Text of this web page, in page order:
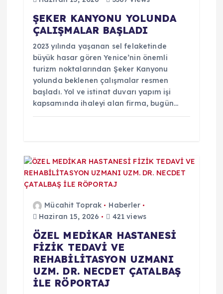
ŞEKER KANYONU YOLUNDA
ÇALIŞMALAR BAŞLADI
2023 yılında yaşanan sel felaketinde
büyük hasar gören Yenice’nin önemli
turizm noktalarından Şeker Kanyonu
yolunda beklenen çalışmalar resmen
başladı. Yol ve istinat duvarı yapım işi
kapsamında ihaleyi alan firma, bugün…
Mücahit Toprak
Haberler
Haziran 15, 2026
421 views
ÖZEL MEDİKAR HASTANESİ
FİZİK TEDAVİ VE
REHABİLİTASYON UZMANI
UZM. DR. NECDET ÇATALBAŞ
İLE RÖPORTAJ